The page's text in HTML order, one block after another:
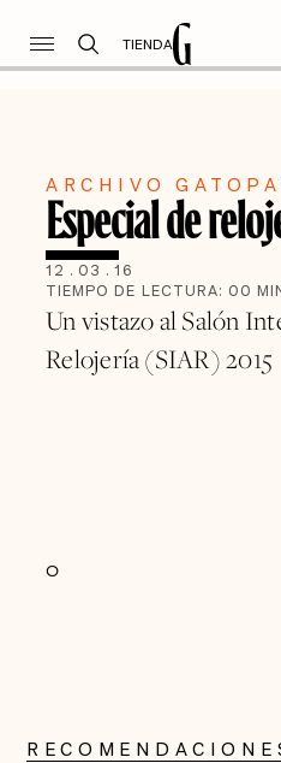
TIENDA
ARCHIVO
Especial de
12 . 03 . 16
TIEMPO DE LECTURA: 00
Un vistazo al Salón
Relojería (SIAR) 2015
0